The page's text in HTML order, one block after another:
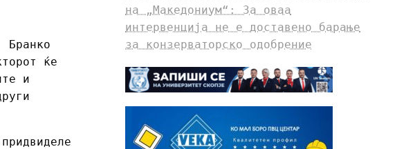
Бранко
ќе
и
на „Македониум“: За оваа
интервенција не е доставено барање
за конзерваторско одобрение